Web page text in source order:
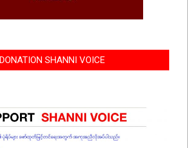
DONATION SHANNI VOICE